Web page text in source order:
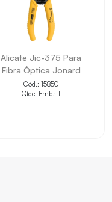
Alicate Jic-375 Para
Fibra Óptica Jonard
Cód.: 15850
Qtde. Emb.: 1